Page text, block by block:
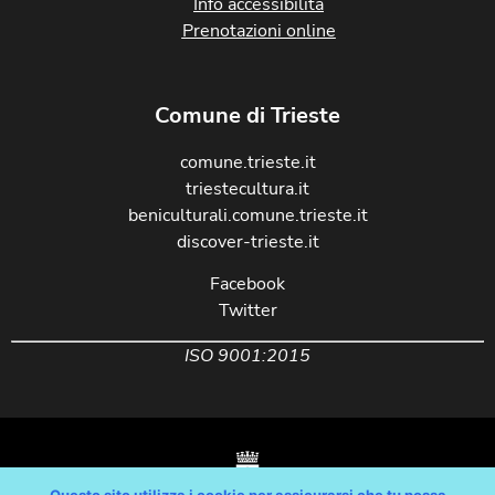
Prenotazioni online
Comune di Trieste
comune.trieste.it
triestecultura.it
beniculturali.comune.trieste.it
discover-trieste.it
Facebook
Twitter
ISO 9001:2015